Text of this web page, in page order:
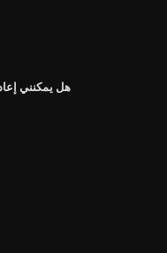
هل يمكنني